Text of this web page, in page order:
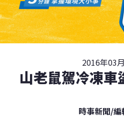
2016年03
山老鼠駕冷凍車
時事新聞/編